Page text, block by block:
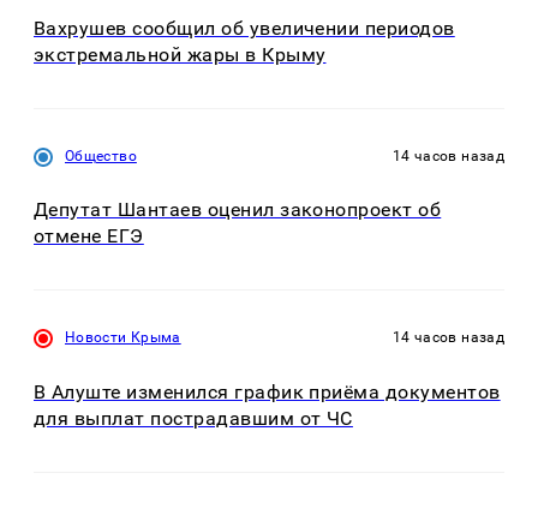
Вахрушев сообщил об увеличении периодов
экстремальной жары в Крыму
Общество 14 часов назад
Депутат Шантаев оценил законопроект об
отмене ЕГЭ
Новости Крыма 14 часов назад
В Алуште изменился график приёма документов
для выплат пострадавшим от ЧС